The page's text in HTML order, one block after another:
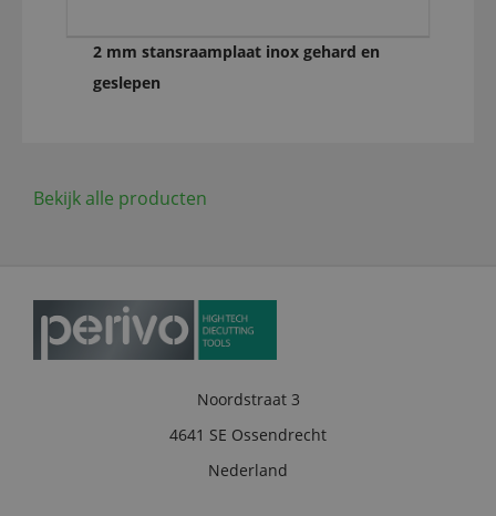
2 mm stansraamplaat inox gehard en
geslepen
Bekijk alle producten
Noordstraat 3
4641 SE Ossendrecht
Nederland